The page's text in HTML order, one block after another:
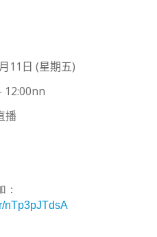
月 11 日 (星期五)
播
nTp3pJTdsA